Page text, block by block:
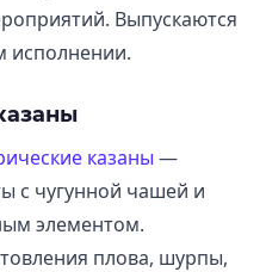
Выпускаются
исполнении.
казаны —
с чугунной чашей и
элементом.
плова, шурпы,